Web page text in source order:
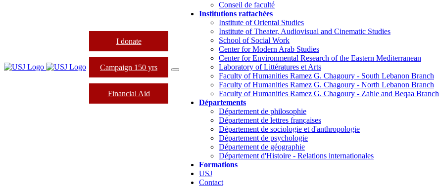
I donate
Campaign 150 yrs
Financial Aid
Conseil de faculté
Institutions rattachées
Institute of Oriental Studies
Institute of Theater, Audiovisual and Cinematic Studies
School of Social Work
Center for Modern Arab Studies
Center for Environmental Research of the Eastern Mediterranean
Laboratory of Littératures et Arts
Faculty of Humanities Ramez G. Chagoury - South Lebanon Branch
Faculty of Humanities Ramez G. Chagoury - North Lebanon Branch
Faculty of Humanities Ramez G. Chagoury - Zahle and Beqaa Branch
Départements
Département de philosophie
Département de lettres françaises
Département de sociologie et d'anthropologie
Département de psychologie
Département de géographie
Département d'Histoire - Relations internationales
Formations
USJ
Contact